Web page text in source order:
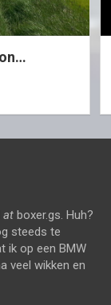
at boxer.gs. Huh?
steeds te
ik op een BMW
veel wikken en